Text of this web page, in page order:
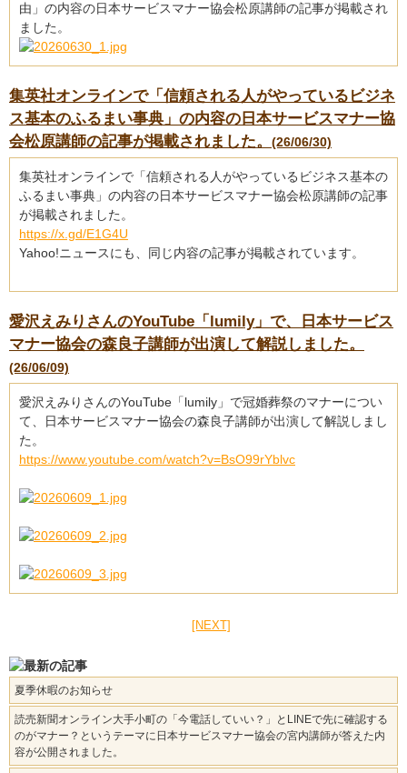
由」の内容の日本サービスマナー協会松原講師の記事が掲載され
ました。
集英社オンラインで「信頼される人がやっているビジネ
ス基本のふるまい事典」の内容の日本サービスマナー協
会松原講師の記事が掲載されました。 (26/06/30)
集英社オンラインで「信頼される人がやっているビジネス基本の
ふるまい事典」の内容の日本サービスマナー協会松原講師の記事
が掲載されました。
https://x.gd/E1G4U
Yahoo!ニュースにも、同じ内容の記事が掲載されています。
愛沢えみりさんのYouTube「lumily」で、日本サービス
マナー協会の森良子講師が出演して解説しました。
(26/06/09)
愛沢えみりさんのYouTube「lumily」で冠婚葬祭のマナーについ
て、日本サービスマナー協会の森良子講師が出演して解説しまし
た。
https://www.youtube.com/watch?v=BsO99rYblvc
[NEXT]
夏季休暇のお知らせ
読売新聞オンライン大手小町の「今電話していい？」とLINEで先に確認する
のがマナー？というテーマに日本サービスマナー協会の宮内講師が答えた内
容が公開されました。